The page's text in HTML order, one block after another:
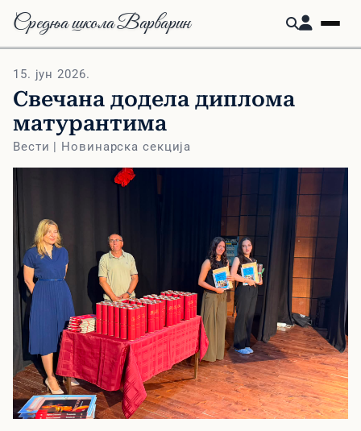
Средња школа Варварин
15. јун 2026.
Свечана додела диплома
матурантима
Вести | Новинарска секција